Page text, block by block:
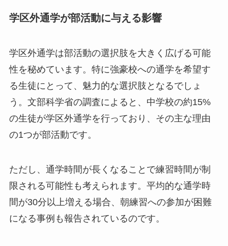
学区外通学が部活動に与える影響
学区外通学は部活動の選択肢を大きく広げる可能
性を秘めています。特に強豪校への通学を希望す
る生徒にとって、魅力的な選択肢となるでしょ
う。文部科学省の調査によると、中学校の約15%
の生徒が学区外通学を行っており、その主な理由
の1つが部活動です。
ただし、通学時間が長くなることで練習時間が制
限される可能性も考えられます。平均的な通学時
間が30分以上増える場合、朝練習への参加が困難
になる事例も報告されているのです。